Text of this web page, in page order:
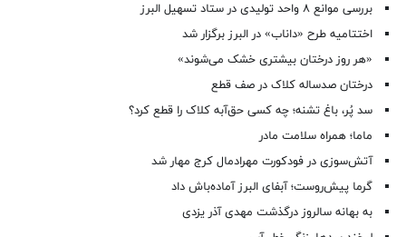
بررسی موانع ۸ واحد تولیدی در ستاد تسهیل البرز
اختتامیه طرح «داناب» در البرز برگزار شد
«هر روز درختان بیشتری خشک می‌شوند»
درختان صدساله کلاک در صف قطع
سد پُر، باغ تشنه؛ چه کسی حق‌آبه کلاک را قطع کرد؟
ماما؛ همراه سلامت مادر
آتش‌سوزی در فودکورت مهرادمال کرج مهار شد
گرما پیش‌روست؛ آبفای البرز آماده‌باش داد
به بهانه سالروز درگذشت مهدی آذر یزدی